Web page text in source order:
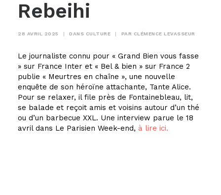
Rebeihi
28 AVRIL 2025 | DANS CULTURE | PAR CLÉMENCE LEVASSEUR
Le journaliste connu pour « Grand Bien vous fasse
» sur France Inter et « Bel & bien » sur France 2
publie « Meurtres en chaîne », une nouvelle
enquête de son héroïne attachante, Tante Alice.
Pour se relaxer, il file près de Fontainebleau, lit,
se balade et reçoit amis et voisins autour d’un thé
ou d’un barbecue XXL. Une interview parue le 18
avril dans Le Parisien Week-end, à lire ici.